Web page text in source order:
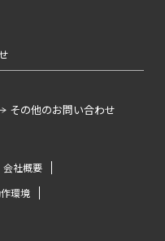
その他のお問い合わせ
会社概要
環境